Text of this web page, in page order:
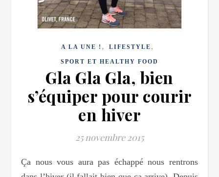
A LA UNE ! , LIFESTYLE ,
SPORT ET HEALTHY FOOD
Gla Gla Gla, bien
s’équiper pour courir
en hiver
25 novembre 2015
Ça nous vous aura pas échappé nous rentrons